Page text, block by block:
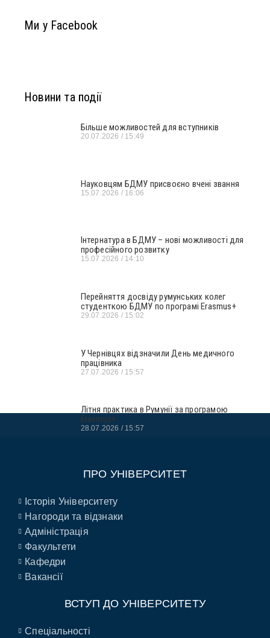
Ми у Facebook
Новини та події
Більше можливостей для вступників
20.07.2026 15:49
Науковцям БДМУ присвоєно вчені звання
15.07.2026 16:06
Інтернатура в БДМУ – нові можливості для
професійного розвитку
15.07.2026 14:10
Перейняття досвіду румунських колег
студенткою БДМУ по програмі Erasmus+
29.07.2026 15:02
У Чернівцях відзначили День медичного
працівника
27.07.2026 15:57
Літня практика в Румунії за програмою
Erasmus+
28.07.2026 15:57
ПРО УНІВЕРСИТЕТ
Історія Університету
Нагороди та відзнаки
Адміністрація
Факультети
Кафедри
Вакансії
ВСТУП ДО УНІВЕРСИТЕТУ
Спеціальності